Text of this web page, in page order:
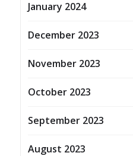
January 2024
December 2023
November 2023
October 2023
September 2023
August 2023